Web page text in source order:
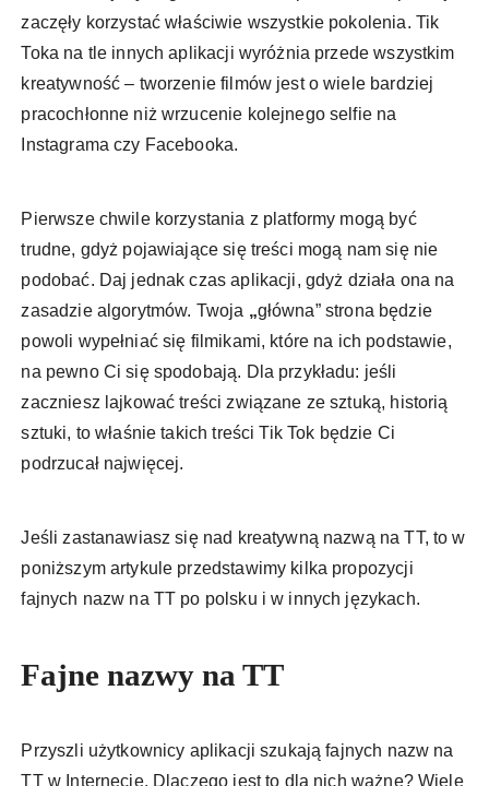
zaczęły korzystać właściwie wszystkie pokolenia. Tik
Toka na tle innych aplikacji wyróżnia przede wszystkim
kreatywność – tworzenie filmów jest o wiele bardziej
pracochłonne niż wrzucenie kolejnego selfie na
Instagrama czy Facebooka.
Pierwsze chwile korzystania z platformy mogą być
trudne, gdyż pojawiające się treści mogą nam się nie
podobać. Daj jednak czas aplikacji, gdyż działa ona na
zasadzie algorytmów. Twoja „główna” strona będzie
powoli wypełniać się filmikami, które na ich podstawie,
na pewno Ci się spodobają. Dla przykładu: jeśli
zaczniesz lajkować treści związane ze sztuką, historią
sztuki, to właśnie takich treści Tik Tok będzie Ci
podrzucał najwięcej.
Jeśli zastanawiasz się nad kreatywną nazwą na TT, to w
poniższym artykule przedstawimy kilka propozycji
fajnych nazw na TT po polsku i w innych językach.
Fajne nazwy na TT
Przyszli użytkownicy aplikacji szukają fajnych nazw na
TT w Internecie. Dlaczego jest to dla nich ważne? Wiele